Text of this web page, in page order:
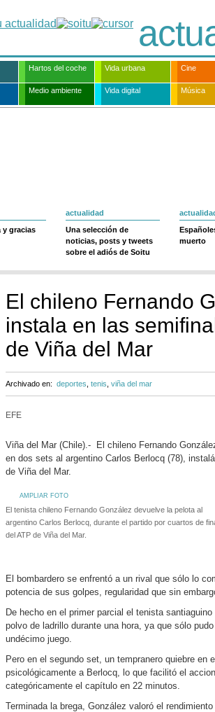
Hartos del coche Vida urbana Cine
Medio ambiente Vida digital Música
y gracias
actualidad
Una selección de
noticias, posts y tweets
sobre el adiós de Soitu
muerto
El chileno Fernando
instala en las
de Viña del Mar
Archivado en: deportes tenis viña del mar
EFE
Viña del Mar (Chile).- El chileno Fernando
en dos sets al argentino Carlos Berlocq (78),
de Viña del Mar.
AMPLIAR FOTO
El tenista chileno Fernando González devuelve la pelota al
argentino Carlos Berlocq, durante el partido por cuartos de
del ATP de Viña del Mar.
El bombardero se enfrentó a un rival que sólo lo
potencia de sus golpes, regularidad que sin
De hecho en el primer parcial el tenista
polvo de ladrillo durante una hora, ya que sólo
undécimo juego.
Pero en el segundo set, un tempranero quiebre en
psicológicamente a Berlocq, lo que facilitó el
categóricamente el capítulo en 22 minutos.
Terminada la brega, González valoró el